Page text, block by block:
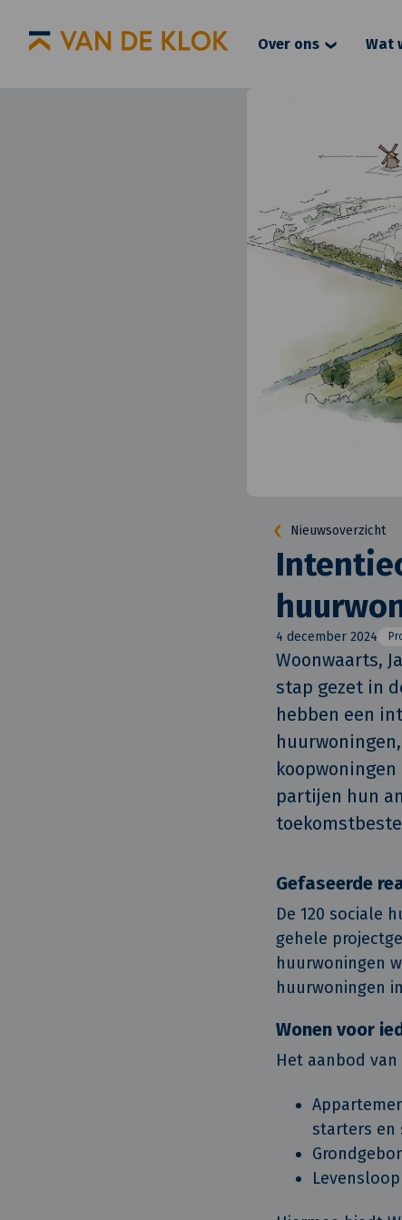
Over ons Wat
Nieuwsoverzicht
4 december 2024
Woonwaarts,
stap gezet in
hebben een
partijen hun
Gefaseerde
De 120 sociale
gehele
huurwoningen
huurwoningen
Wonen voor
Het aanbod van
starters en